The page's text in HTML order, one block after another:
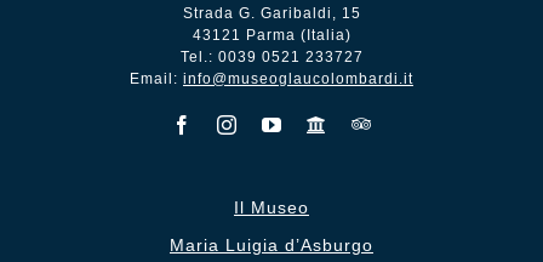
Strada G. Garibaldi, 15
43121 Parma (Italia)
Tel.: 0039 0521 233727
Email: info@museoglaucolombardi.it
Il Museo
Maria Luigia d’Asburgo